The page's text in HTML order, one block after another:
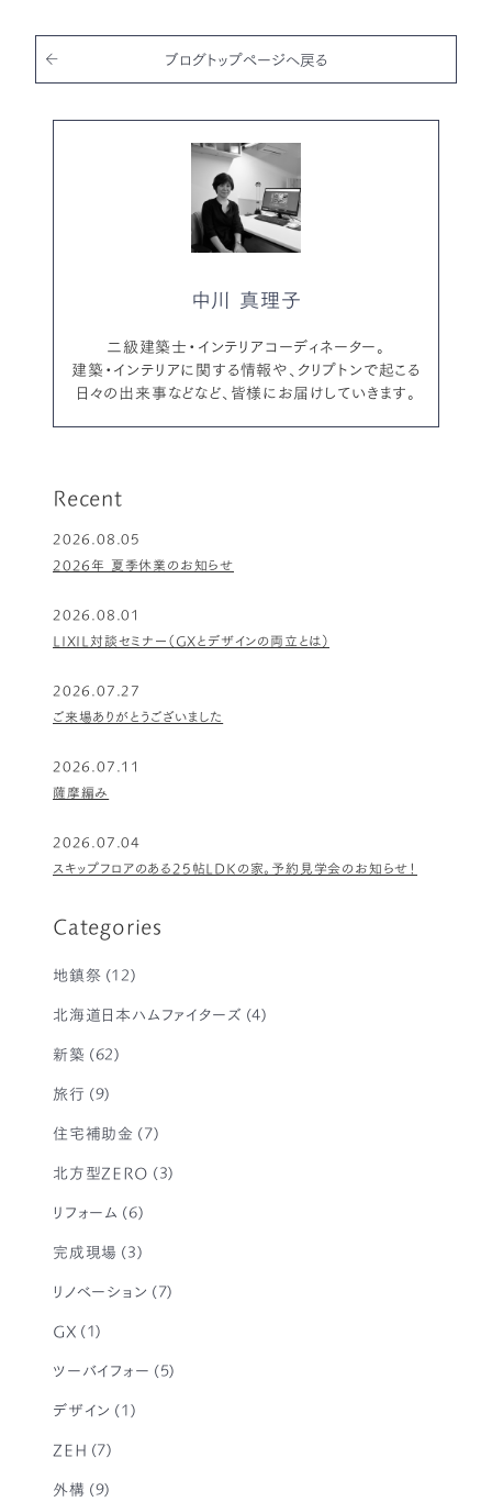
o
o
k
ブログトップページへ戻る
中川 真理子
二級建築士・インテリアコーディネーター。
建築・インテリアに関する情報や、クリプトンで起こる
日々の出来事などなど、皆様にお届けしていきます。
Recent
2026.08.05
2026年 夏季休業のお知らせ
2026.08.01
LIXIL対談セミナー（GXとデザインの両立とは）
2026.07.27
ご来場ありがとうございました
2026.07.11
薩摩編み
2026.07.04
スキップフロアのある25帖LDKの家。予約見学会のお知らせ！
Categories
地鎮祭 (12)
北海道日本ハムファイターズ (4)
新築 (62)
旅行 (9)
住宅補助金 (7)
北方型ZERO (3)
リフォーム (6)
完成現場 (3)
リノベーション (7)
GX (1)
ツーバイフォー (5)
デザイン (1)
ZEH (7)
外構 (9)